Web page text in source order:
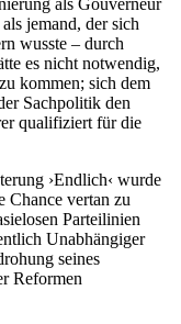
jemand, der sich
wusste – durch
es nicht notwendig,
kommen; sich dem
Sachpolitik den
qualifiziert für die
›Endlich‹ wurde
Chance vertan zu
Parteilinien
Unabhängiger
seines
Reformen